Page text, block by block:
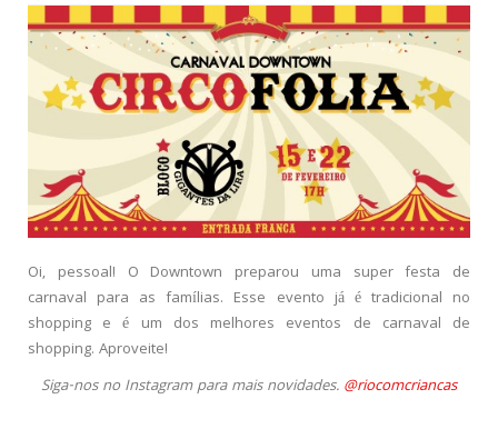
Oi, pessoal! O Downtown preparou uma super festa de
carnaval para as famílias. Esse evento já é tradicional no
shopping e é um dos melhores eventos de carnaval de
shopping. Aproveite!
Siga-nos no Instagram para mais novidades. @riocomcriancas